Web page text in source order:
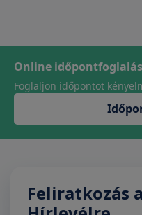
Online
Foglaljon időpontot
Feliratkozás